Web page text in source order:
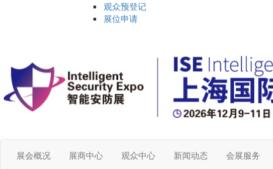
观众预登记
展位申请
展会概况 展商中心 观众中心 新闻动态 会展服务